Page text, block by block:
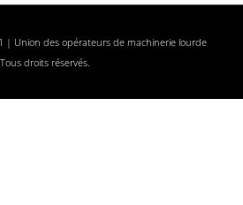
| Union des opérateurs de machinerie lourde
Tous droits réservés.